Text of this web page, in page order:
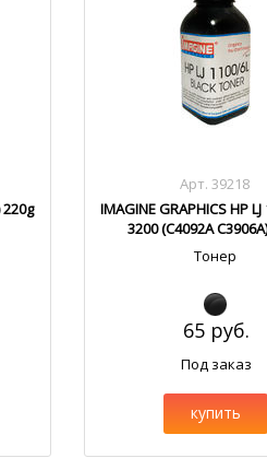
220g
Арт. 39218
IMAGINE GRAPHICS HP
3200 (C4092A
Тонер
65 руб.
Под заказ
купить